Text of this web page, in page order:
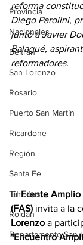
Provincia
Nacionales
Beltrán
San Lorenzo
Rosario
Puerto San Martín
Ricardone
Región
Santa Fe
Timbúes
Roldán
Departamento San
reforma
Diego Parolini,
junto a Javier
Balagué,
reformadores.
El Frente Amplio
(FAS) invita a la
Lorenzo a
"Encuentro